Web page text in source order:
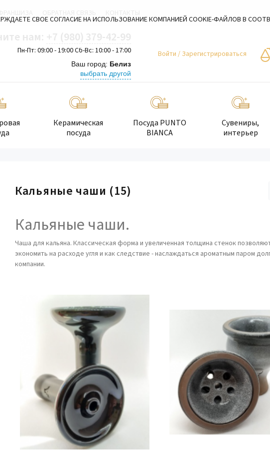
Пн-Пт: 09:00 - 19:00 Сб-Вс: 10:00 - 17:00
Ваш город: Белиз
выбрать другой
Войти / Зарегистрироваться
Керамическая
посуда
Посуда PUNTO
BIANCA
Сувениры,
интерьер
Кальяные чаши (15)
Кальяные чаши.
Чаша для кальяна. Классическая форма и увеличенная толщина стенок
экономить на расходе угля и как следствие - наслаждаться ароматным паром
компании.
СВОЕ СОГЛАСИЕ НА ИСПОЛЬЗОВАНИЕ КОМПАНИЕЙ COOKIE-ФАЙЛОВ В